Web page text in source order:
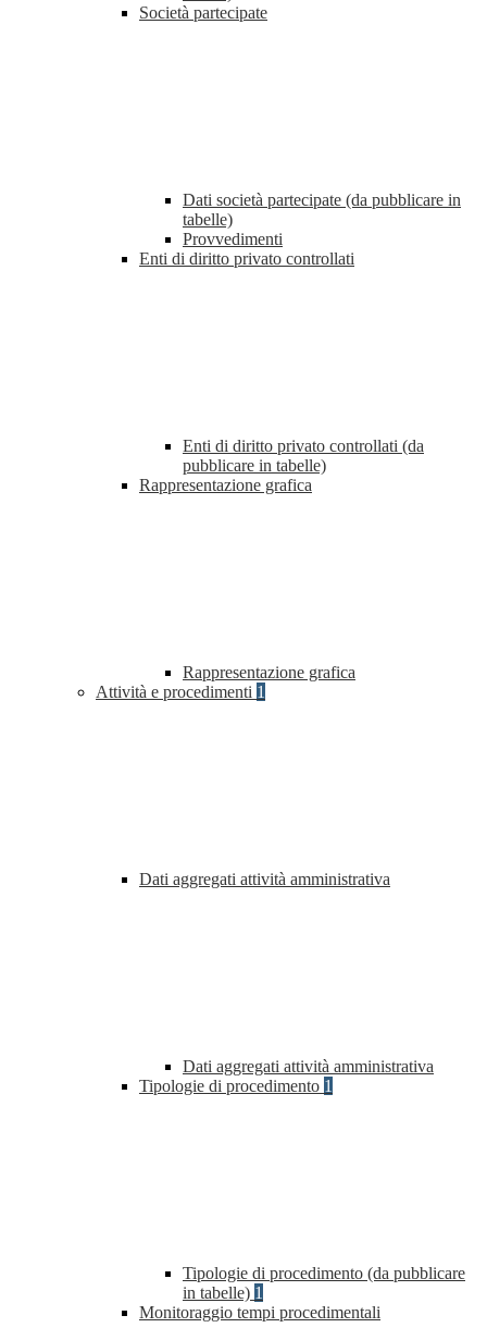
Società partecipate
Dati società partecipate (da pubblicare in
tabelle)
Provvedimenti
Enti di diritto privato controllati
Enti di diritto privato controllati (da
pubblicare in tabelle)
Rappresentazione grafica
Rappresentazione grafica
Attività e procedimenti 1
Dati aggregati attività amministrativa
Dati aggregati attività amministrativa
Tipologie di procedimento 1
Tipologie di procedimento (da pubblicare
in tabelle) 1
Monitoraggio tempi procedimentali